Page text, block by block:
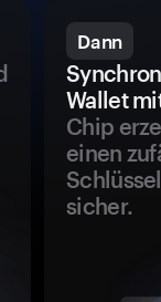
Dann
Wallet
Chip
einen
sicher.